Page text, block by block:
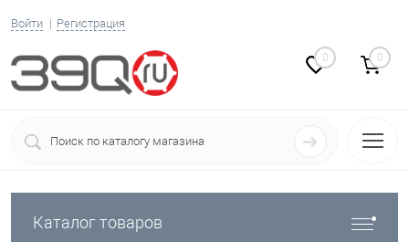
Войти Регистрация
0 0
Каталог товаров